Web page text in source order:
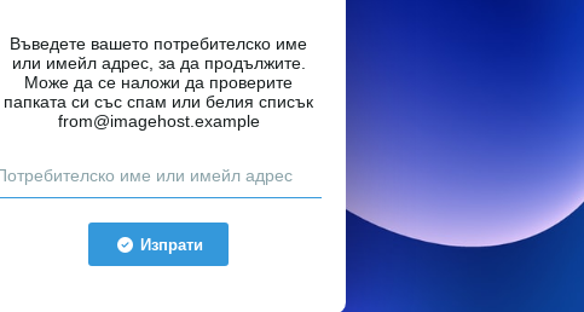
Въведете вашето потребителско име
или имейл адрес, за да продължите.
Може да се наложи да проверите
папката си със спам или белия списък
from@imagehost.example
Изпрати